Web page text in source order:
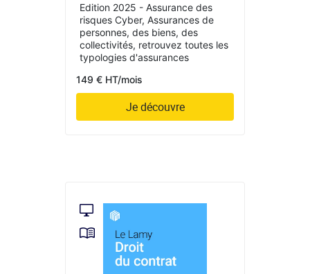
Edition 2025 - Assurance des
risques Cyber, Assurances de
personnes, des biens, des
collectivités, retrouvez toutes les
typologies d'assurances
149 € HT/mois
Je découvre